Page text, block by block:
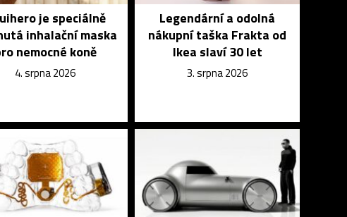
je speciálně
inhalační maska
nemocné koně
4. srpna 2026
Legendární a odolná
nákupní taška Frakta od
Ikea slaví 30 let
3. srpna 2026